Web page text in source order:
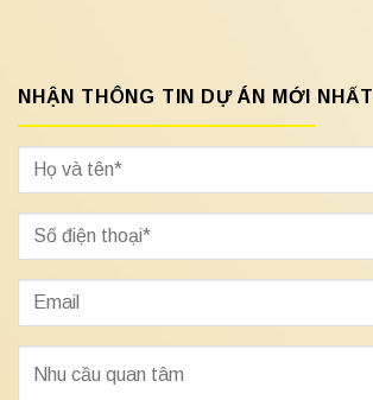
NHẬN THÔNG TIN DỰ ÁN MỚI NHẤT